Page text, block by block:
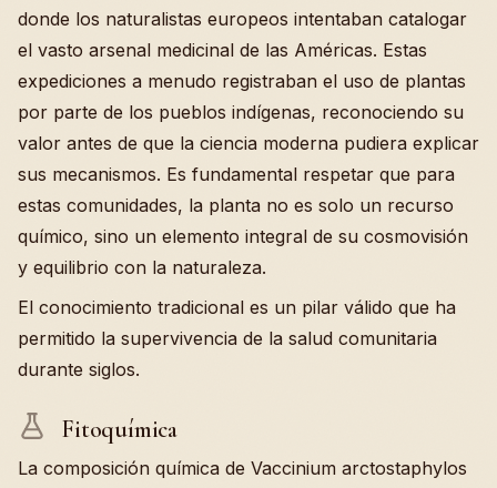
donde los naturalistas europeos intentaban catalogar
el vasto arsenal medicinal de las Américas. Estas
expediciones a menudo registraban el uso de plantas
por parte de los pueblos indígenas, reconociendo su
valor antes de que la ciencia moderna pudiera explicar
sus mecanismos. Es fundamental respetar que para
estas comunidades, la planta no es solo un recurso
químico, sino un elemento integral de su cosmovisión
y equilibrio con la naturaleza.
El conocimiento tradicional es un pilar válido que ha
permitido la supervivencia de la salud comunitaria
durante siglos.
Fitoquímica
La composición química de Vaccinium arctostaphylos